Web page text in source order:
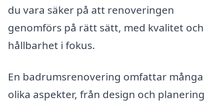
du vara säker på att renoveringen
genomförs på rätt sätt, med kvalitet och
hållbarhet i fokus.
En badrumsrenovering omfattar många
olika aspekter, från design och planering